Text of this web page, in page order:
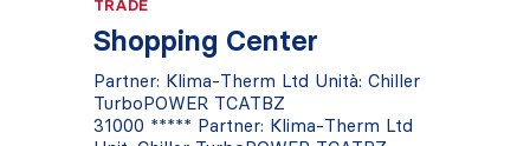
TRADE
Shopping Center
Partner: Klima-Therm Ltd Unità: Chiller
TurboPOWER TCATBZ
31000 ***** Partner: Klima-Therm Ltd